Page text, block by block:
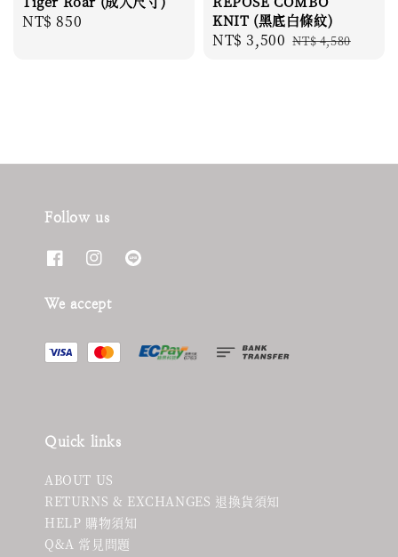
Regular
NT$ 850
KNIT (黑底白條紋)
Sale
NT$ 3,500 Regular
NT$ 4,580
Follow us
We accept
Quick links
ABOUT US
RETURNS & EXCHANGES 退換貨須知
HELP 購物須知
Q&A 常見問題